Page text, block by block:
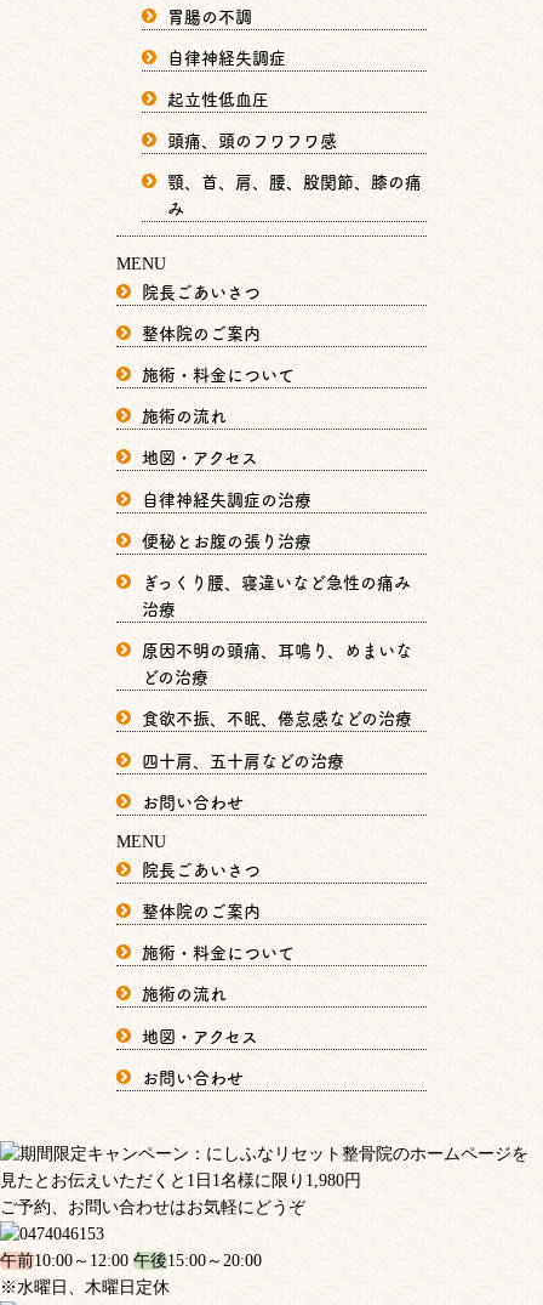
胃腸の不調
自律神経失調症
起立性低血圧
頭痛、頭のフワフワ感
顎、首、肩、腰、股関節、膝の痛
み
MENU
院長ごあいさつ
整体院のご案内
施術・料金について
施術の流れ
地図・アクセス
自律神経失調症の治療
便秘とお腹の張り治療
ぎっくり腰、寝違いなど急性の痛み
治療
原因不明の頭痛、耳鳴り、めまいな
どの治療
食欲不振、不眠、倦怠感などの治療
四十肩、五十肩などの治療
お問い合わせ
MENU
院長ごあいさつ
整体院のご案内
施術・料金について
施術の流れ
地図・アクセス
お問い合わせ
ご予約、お問い合わせはお気軽にどうぞ
午前10:00～12:00 午後15:00～20:00
※水曜日、木曜日定休